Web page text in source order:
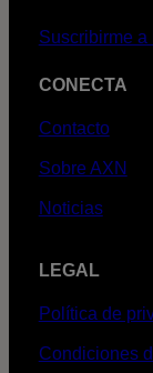
Suscribirme a
CONECTA
Contacto
Sobre AXN
Noticias
LEGAL
Política de
Condiciones